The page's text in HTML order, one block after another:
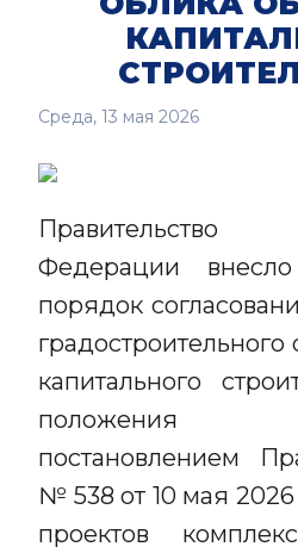
Среда, 13 мая 2026
Федерации
порядок
градостроительного
капитального
положения
постановлением
№ 538 от 10 мая
проектов